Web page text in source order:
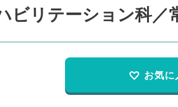
リテーション科／
お気に